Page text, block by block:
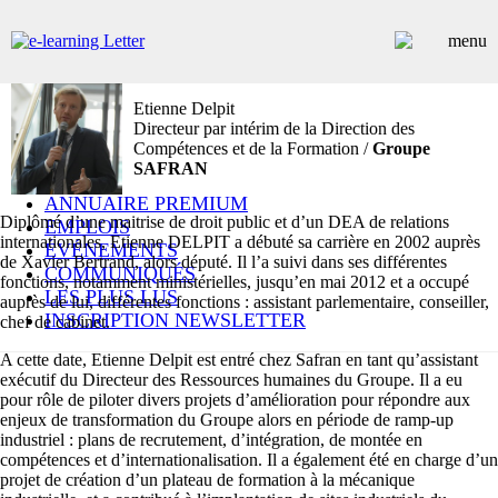
ARTICLES
DOSSIERS
CONTRIBUTEURS
ANNUAIRE PREMIUM
EMPLOIS
ÉVÉNEMENTS
COMMUNIQUÉS
LES PLUS LUS
INSCRIPTION NEWSLETTER
Etienne Delpit
Directeur par intérim de la Direction des
Compétences et de la Formation /Groupe
SAFRAN
Diplômé d’une maitrise de droit public et d’un DEA de relations
internationales, Etienne DELPIT a débuté sa carrière en 2002 auprès
de Xavier Bertrand, alors député. Il l’a suivi dans ses différentes
fonctions, notamment ministérielles, jusqu’en mai 2012 et a occupé
auprès de lui, différentes fonctions : assistant parlementaire, conseiller,
chef de cabinet.
A cette date, Etienne Delpit est entré chez Safran en tant qu’assistant
exécutif du Directeur des Ressources humaines du Groupe. Il a eu
pour rôle de piloter divers projets d’amélioration pour répondre aux
enjeux de transformation du Groupe alors en période de ramp-up
industriel : plans de recrutement, d’intégration, de montée en
compétences et d’internationalisation. Il a également été en charge d’un
projet de création d’un plateau de formation à la mécanique